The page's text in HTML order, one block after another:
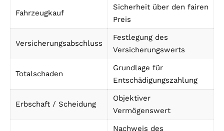
Fahrzeugkauf
Sicherheit über den fairen
Preis
Versicherungsabschluss
Festlegung des
Versicherungswerts
Totalschaden
Grundlage für
Entschädigungszahlung
Erbschaft / Scheidung
Objektiver
Vermögenswert
Nachweis des